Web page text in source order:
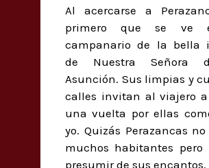
Al acercarse a
primero que se ve
campanario de la bella
de Nuestra Señora
Asunción. Sus limpias y
calles invitan al viajero a
una vuelta por ellas
yo. Quizás Perazancas
muchos habitantes pero
presumir de sus encantos.